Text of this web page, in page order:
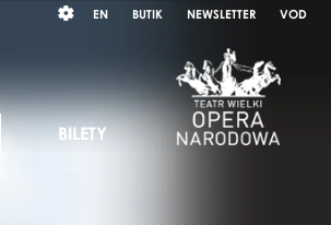
język
EN BUTIK NEWSLETTER VOD
BILETY